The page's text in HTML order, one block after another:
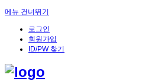
메뉴 건너뛰기
로그인
회원가입
ID/PW 찾기